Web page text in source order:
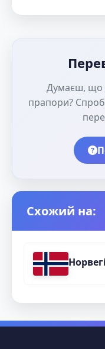
Думаєш, що
прапори?
Схожий на: